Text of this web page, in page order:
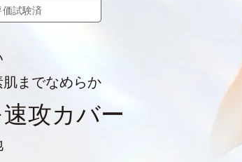
試験済
までなめらか
速攻カバー